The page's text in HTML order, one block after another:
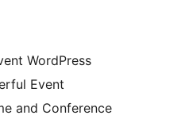
WordPress
Event
and Conference